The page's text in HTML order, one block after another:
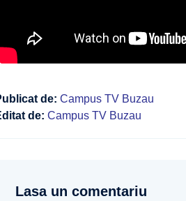
de: Campus TV Buzau
de: Campus TV Buzau
Lasa un comentariu